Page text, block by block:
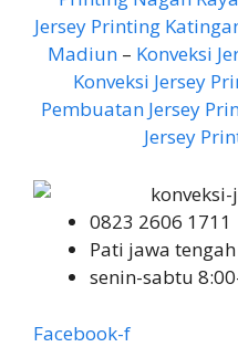
Jersey Printing
Madiun – Konveksi
Konveksi Jersey
Pembuatan Jersey
Jersey
0823 2606 1711
Pati jawa tengah
senin-sabtu
Facebook-f